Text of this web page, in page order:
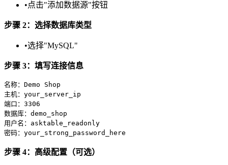
•点击"添加数据源"按钮
步骤 2：选择数据库类型
•选择"MySQL"
步骤 3：填写连接信息
名称：Demo Shop
主机：your_server_ip
端口：3306
数据库：demo_shop
用户名：asktable_readonly
步骤 4：高级配置（可选）